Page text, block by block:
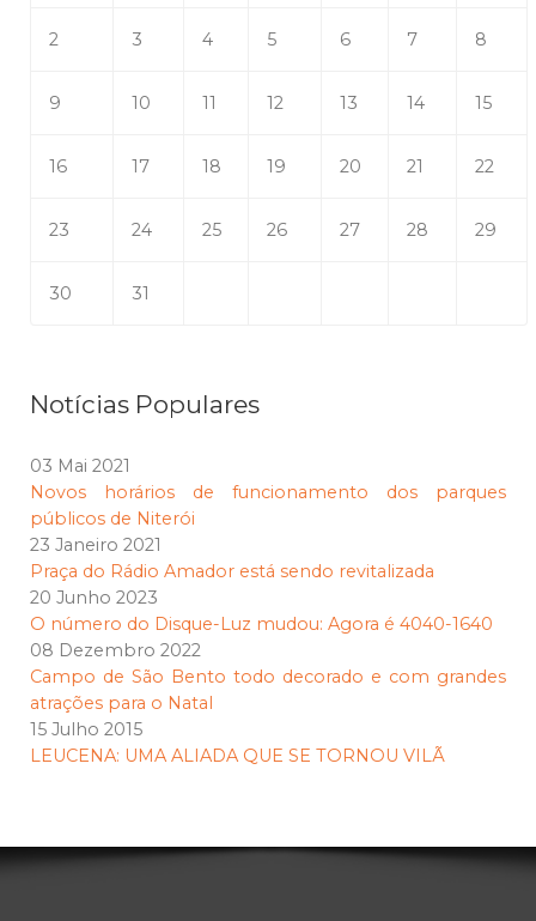
2 3 4 5 6 7 8
9 10 11 12 13 14 15
16 17 18 19 20 21 22
23 24 25 26 27 28 29
30 31
Notícias Populares
03 Mai 2021
Novos horários de funcionamento dos parques
públicos de Niterói
23 Janeiro 2021
Praça do Rádio Amador está sendo revitalizada
20 Junho 2023
O número do Disque-Luz mudou: Agora é 4040-1640
08 Dezembro 2022
Campo de São Bento todo decorado e com grandes
atrações para o Natal
15 Julho 2015
LEUCENA: UMA ALIADA QUE SE TORNOU VILÃ